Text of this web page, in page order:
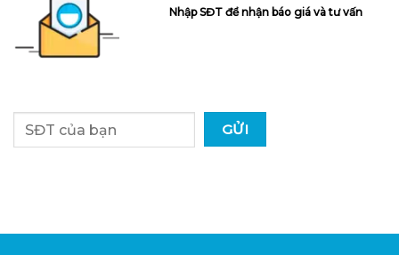
Nhập SĐT để nhận báo giá và tư vấn